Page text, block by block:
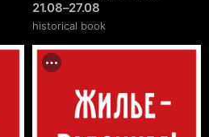
21.08–27.08
historical book